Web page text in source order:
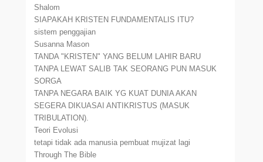
Shalom
SIAPAKAH KRISTEN FUNDAMENTALIS ITU?
sistem penggajian
Susanna Mason
TANDA "KRISTEN" YANG BELUM LAHIR BARU
TANPA LEWAT SALIB TAK SEORANG PUN MASUK
SORGA
TANPA NEGARA BAIK YG KUAT DUNIA AKAN
SEGERA DIKUASAI ANTIKRISTUS (MASUK
TRIBULATION).
Teori Evolusi
tetapi tidak ada manusia pembuat mujizat lagi
Through The Bible